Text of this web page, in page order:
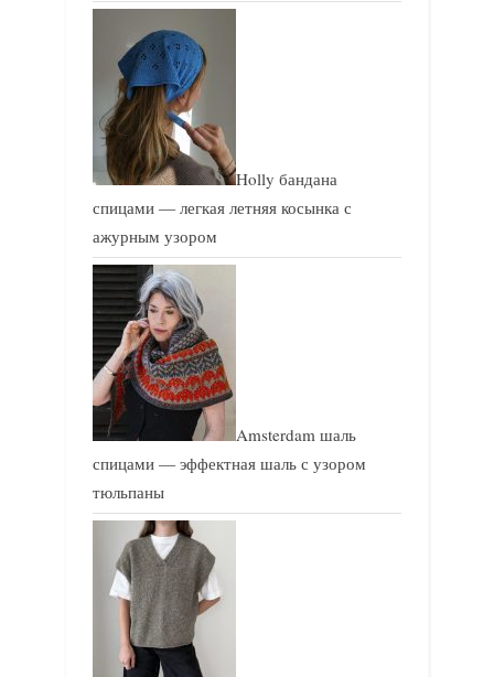
Holly бандана
спицами — легкая летняя косынка с
ажурным узором
Amsterdam шаль
спицами — эффектная шаль с узором
тюльпаны